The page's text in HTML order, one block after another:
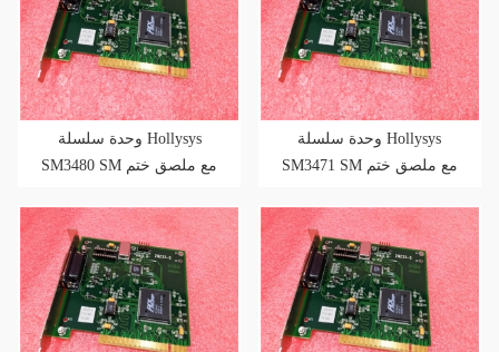
وحدة سلسلة Hollysys
SM3480 SM مع ملصق ختم
وحدة سلسلة Hollysys
SM3471 SM مع ملصق ختم